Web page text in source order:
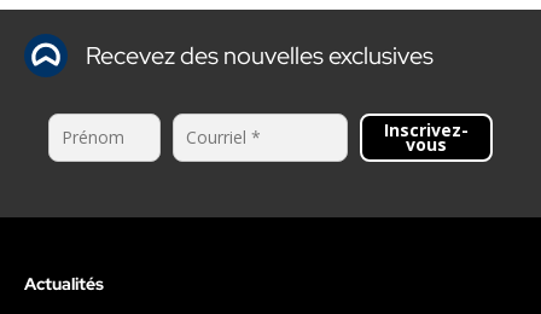
Recevez des nouvelles exclusives
Inscrivez-
vous
Actualités